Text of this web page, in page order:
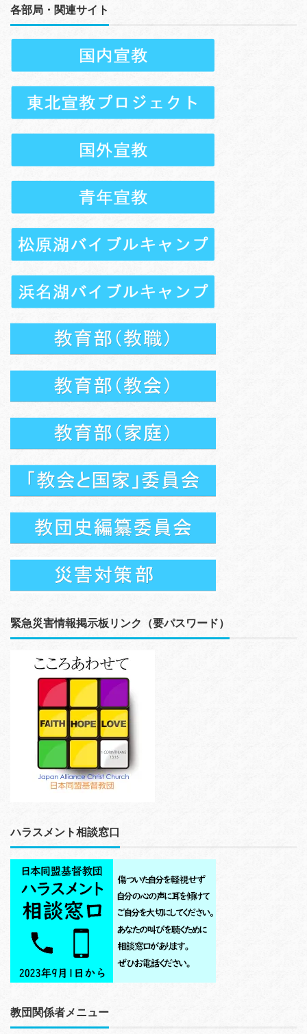
各部局・関連サイト
緊急災害情報掲示板リンク（要パスワード）
ハラスメント相談窓口
教団関係者メニュー